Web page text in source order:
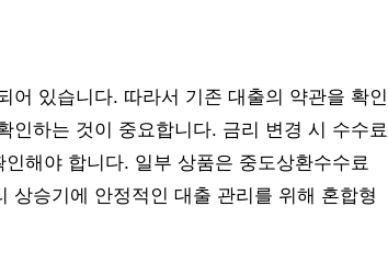
어 있습니다. 따라서 기존 대출의 약관을 확인
인하는 것이 중요합니다. 금리 변경 시 수수료
해야 합니다. 일부 상품은 중도상환수수료
상승기에 안정적인 대출 관리를 위해 혼합형